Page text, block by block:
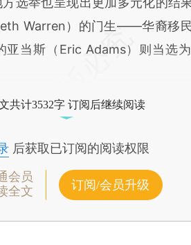
Warren）的门生——华裔移
亚当斯（Eric Adams）则当选
共计3532字 订阅后继续阅读
后获取已订阅的阅读权限
会员
全文
订阅/会员升级